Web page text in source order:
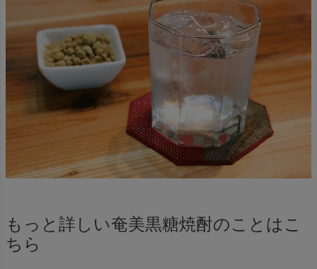
もっと詳しい奄美黒糖焼酎のことはこ
ちら